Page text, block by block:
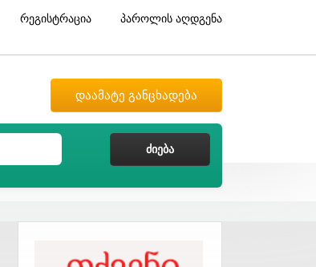
რეგისტრაცია პაროლის აღდგენა
დაამატე განცხადება